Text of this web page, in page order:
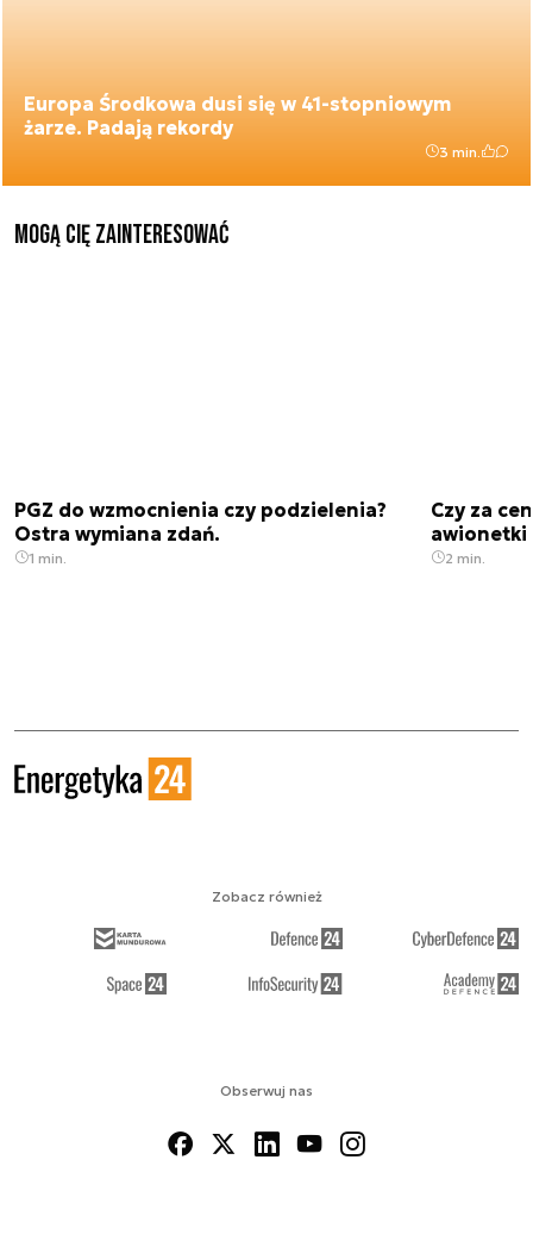
Europa Środkowa dusi się w 41-stopniowym
żarze. Padają rekordy
3 min.
Mogą Cię zainteresować
PGZ do wzmocnienia czy podzielenia?
Ostra wymiana zdań.
1 min.
Czy za
awionetki
2 min.
Obserwuj nas
Zobacz również